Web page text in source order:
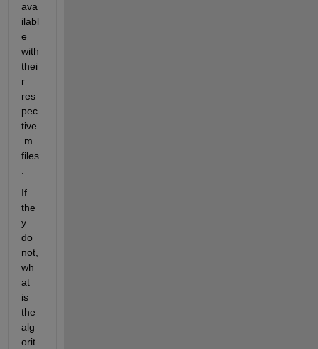
ava
ilabl
e
with
thei
r
res
pec
tive
.m
files
If
the
y
do
not,
wh
at
is
the
alg
orit